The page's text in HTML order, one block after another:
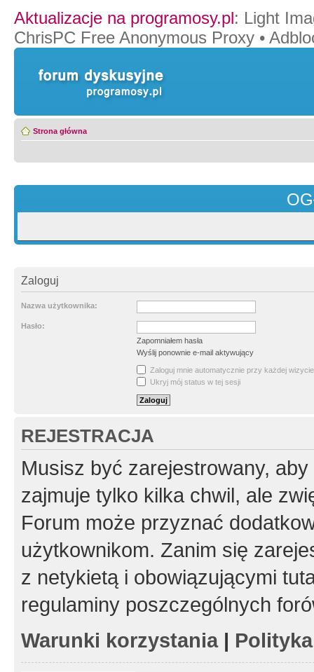
Aktualizacje na programosy.pl: Light
ChrisPC Free Anonymous Proxy •
Strona główna
Zaloguj
Nazwa użytkownika:
Hasło:
Zapomniałem hasła
Wyślij ponownie e-mail aktywujący
Zaloguj mnie automatycznie przy każdej wizycie
Ukryj mój status w tej sesji
REJESTRACJA
Musisz być zarejestrowany,
zajmuje tylko kilka chwil, ale
Forum może przyznać
użytkownikom. Zanim się
z netykietą i obowiązującymi
regulaminy poszczególnych
Warunki korzystania|